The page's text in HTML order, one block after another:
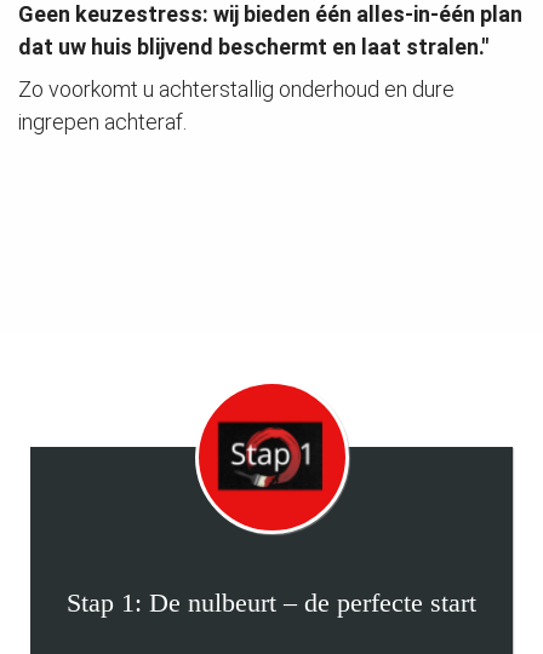
Geen keuzestress: wij bieden één alles-in-één plan
dat uw huis blijvend beschermt en laat stralen."
Zo voorkomt u achterstallig onderhoud en dure
ingrepen achteraf.
Stap 1: De nulbeurt – de perfecte start